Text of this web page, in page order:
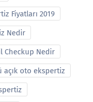
Fiyatları 2019
Nedir
Checkup Nedir
açık oto ekspertiz